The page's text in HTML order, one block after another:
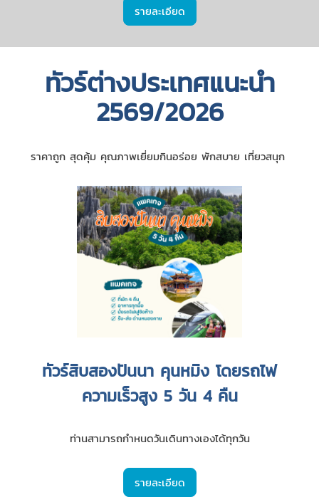
รายละเอียด
ทัวร์ต่างประเทศแนะนำ
2569/2026
ราคาถูก สุดคุ้ม คุณภาพเยี่ยมกินอร่อย พักสบาย เที่ยวสนุก
ทัวร์สิบสองปันนา คุนหมิง โดยรถไฟ
ความเร็วสูง 5 วัน 4 คืน
ท่านสามารถกำหนดวันเดินทางเองได้ทุกวัน
รายละเอียด